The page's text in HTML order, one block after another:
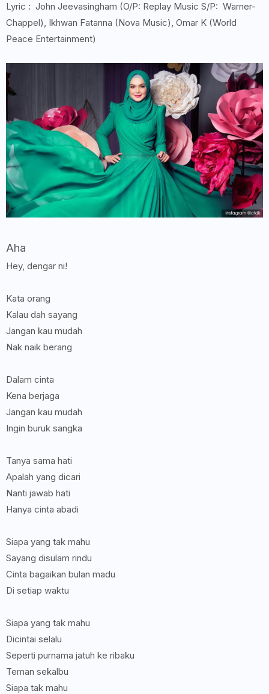
Lyric : John Jeevasingham (O/P: Replay Music S/P: Warner-
Chappel), Ikhwan Fatanna (Nova Music), Omar K (World
Peace Entertainment)
Aha
Hey, dengar ni!
Kata orang
Kalau dah sayang
Jangan kau mudah
Nak naik berang
Dalam cinta
Kena berjaga
Jangan kau mudah
Ingin buruk sangka
Tanya sama hati
Apalah yang dicari
Nanti jawab hati
Hanya cinta abadi
Siapa yang tak mahu
Sayang disulam rindu
Cinta bagaikan bulan madu
Di setiap waktu
Siapa yang tak mahu
Dicintai selalu
Seperti purnama jatuh ke ribaku
Teman sekalbu
Siapa tak mahu